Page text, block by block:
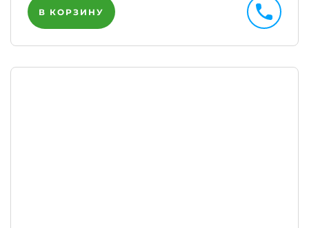
В КОРЗИНУ